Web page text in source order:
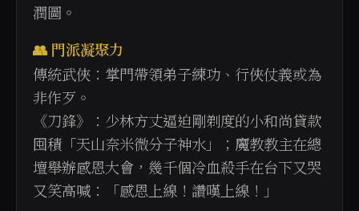
潤圖。
👥 門派凝聚力
傳統武俠：掌門帶領弟子練功、行俠仗義或為
非作歹。
《刀鋒》：少林方丈逼迫剛剃度的小和尚貸款
囤積「天山奈米微分子神水」；魔教教主在總
壇舉辦感恩大會，幾千個冷血殺手在台下又哭
又笑高喊：「感恩上線！讚嘆上線！」